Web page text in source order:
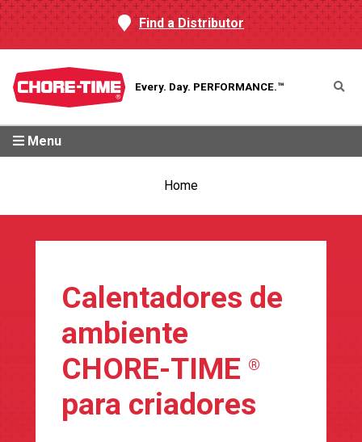
Find a Distributor
Every. Day. PERFORMANCE.™
Menu
Home
Calentadores de
ambiente
CHORE-TIME ®
para criadores